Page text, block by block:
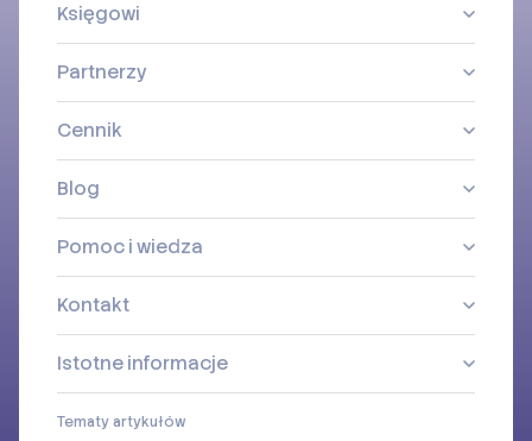
Księgowi
Partnerzy
Cennik
Blog
Pomoc i wiedza
Kontakt
Istotne informacje
Tematy artykułów